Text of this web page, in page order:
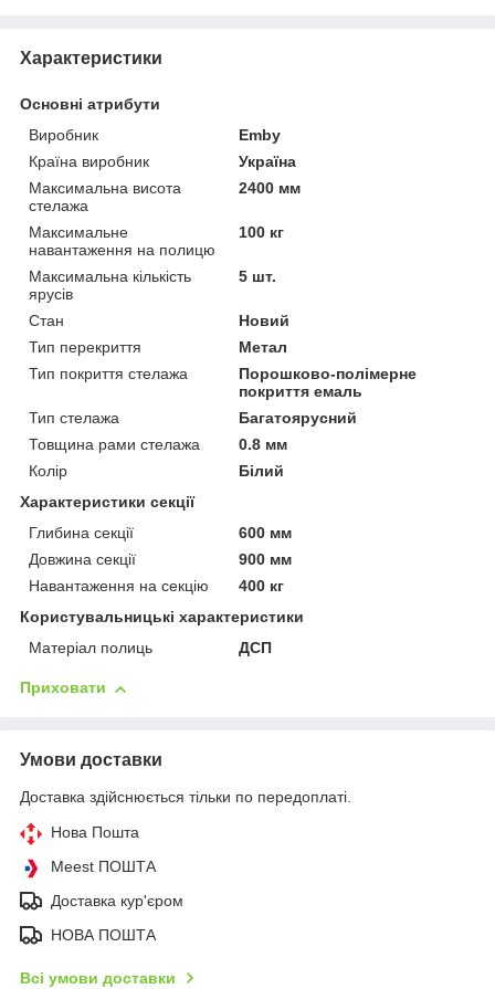
Характеристики
Основні атрибути
Виробник
Emby
Країна виробник
Україна
Максимальна висота
стелажа
2400 мм
Максимальне
навантаження на полицю
100 кг
Максимальна кількість
ярусів
5 шт.
Стан
Новий
Тип перекриття
Метал
Тип покриття стелажа
Порошково-полімерне
покриття емаль
Тип стелажа
Багатоярусний
Товщина рами стелажа
0.8 мм
Колір
Білий
Характеристики секції
Глибина секції
600 мм
Довжина секції
900 мм
Навантаження на секцію
400 кг
Користувальницькі характеристики
Матеріал полиць
ДСП
Приховати
Умови доставки
Доставка здійснюється тільки по передоплаті.
Нова Пошта
Meest ПОШТА
Доставка кур'єром
НОВА ПОШТА
Всі умови доставки